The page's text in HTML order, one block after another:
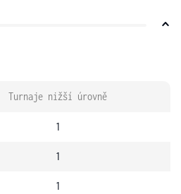
Turnaje nižší úrovně
1
1
1